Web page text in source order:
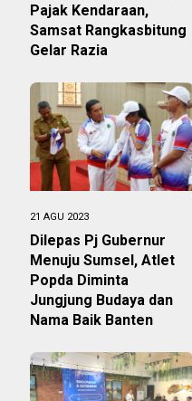
Pajak Kendaraan,
Samsat Rangkasbitung
Gelar Razia
21 AGU 2023
Dilepas Pj Gubernur
Menuju Sumsel, Atlet
Popda Diminta
Jungjung Budaya dan
Nama Baik Banten